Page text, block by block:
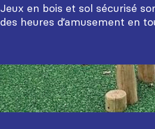
Jeux en bois et sol sécurisé
des heures d’amusement en